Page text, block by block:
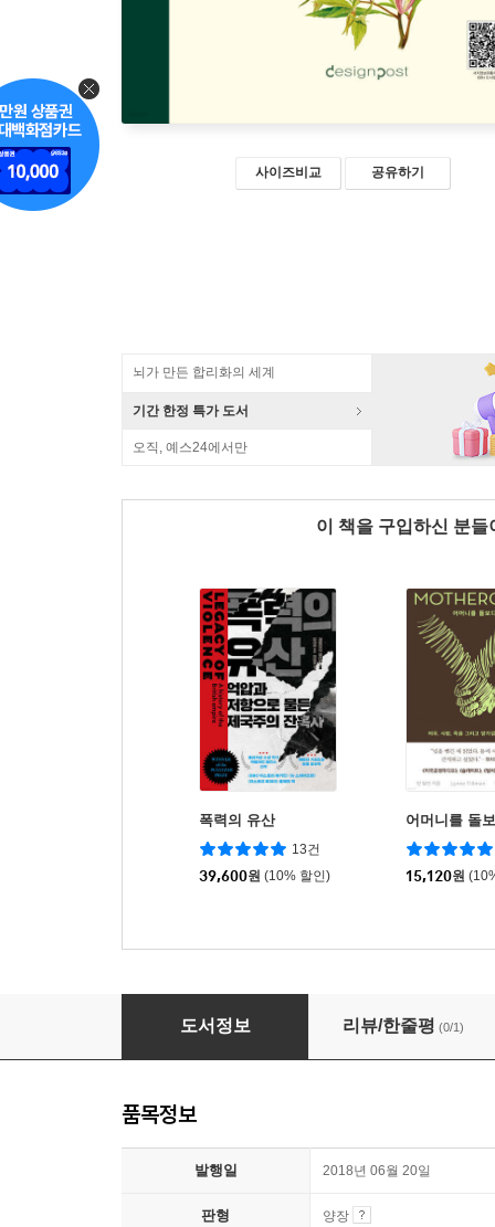
사이즈비교 공유하기
뇌가 만든 합리화의 세계
기간 한정 특가 도서
오직, 예스24에서만
이 책을 구입하신 분
폭력의 유산
13건
39,600원 (10% 할인)
어머니를 돌
15,120원
한국정원식물 A-Z
도서정보 리뷰/한줄평 (0/1)
품목정보
발행일 2018년 06월 20일
판형 양장